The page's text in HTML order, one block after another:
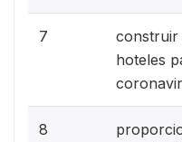
7
construir
hoteles
8